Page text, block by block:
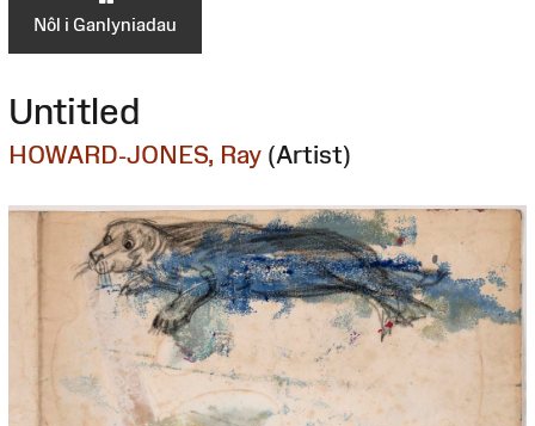
Nôl i Ganlyniadau
Untitled
HOWARD-JONES, Ray (Artist)